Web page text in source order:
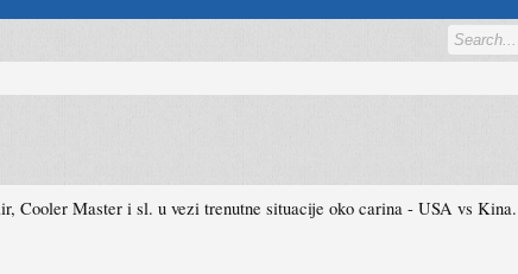
Cooler Master i sl. u vezi trenutne situacije oko carina - USA vs Kina.